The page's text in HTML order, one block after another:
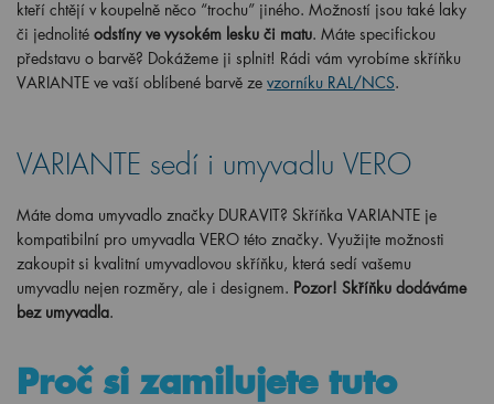
kteří chtějí v koupelně něco “trochu” jiného. Možností jsou také laky
či jednolité odstíny ve vysokém lesku či matu. Máte specifickou
představu o barvě? Dokážeme ji splnit! Rádi vám vyrobíme skříňku
VARIANTE ve vaší oblíbené barvě ze vzorníku RAL/NCS.
VARIANTE sedí i umyvadlu VERO
Máte doma umyvadlo značky DURAVIT? Skříňka VARIANTE je
kompatibilní pro umyvadla VERO této značky. Využijte možnosti
zakoupit si kvalitní umyvadlovou skříňku, která sedí vašemu
umyvadlu nejen rozměry, ale i designem. Pozor! Skříňku dodáváme
bez umyvadla.
Proč si zamilujete tuto